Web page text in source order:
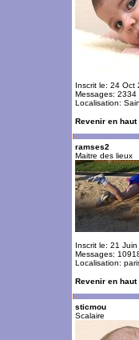
Inscrit le: 24 Oct
Messages: 2334
Localisation:
Revenir en haut
ramses2
Maitre des lieux
Inscrit le: 21
Messages:
Localisation:
Revenir en haut
sticmou
Scalaire